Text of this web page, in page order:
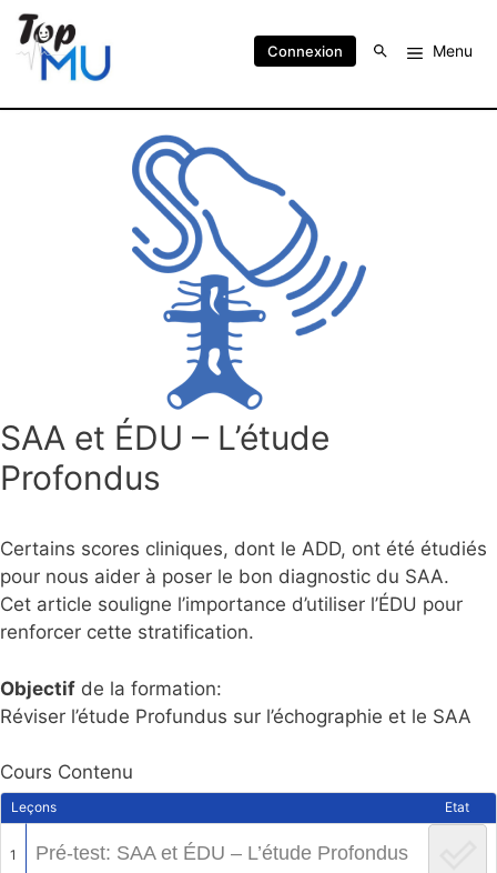
Connexion Menu
SAA et ÉDU – L’étude
Profondus
Certains scores cliniques, dont le ADD, ont été étudiés
pour nous aider à poser le bon diagnostic du SAA.
Cet article souligne l’importance d’utiliser l’ÉDU pour
renforcer cette stratification.
Objectif de la formation:
Réviser l’étude Profundus sur l’échographie et le SAA
Cours Contenu
Leçons Etat
1 Pré-test: SAA et ÉDU – L’étude Profondus